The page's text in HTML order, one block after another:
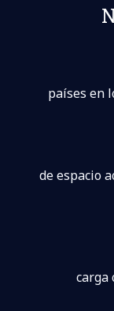
países en
de espacio
carga